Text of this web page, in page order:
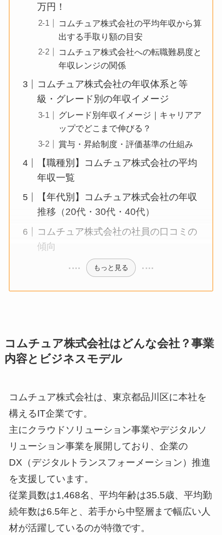
万円！
コムチュア株式会社の平均年収から算
出する手取り額の目安
コムチュア株式会社への転職難易度と
年収レンジの関係
コムチュア株式会社の年収体系と等
級・グレード別の年収イメージ
グレード別年収イメージ｜キャリアア
ップでどこまで伸びる？
賞与・昇給制度・評価基準の仕組み
【職種別】コムチュア株式会社の平均
年収一覧
【年代別】コムチュア株式会社の年収
推移（20代・30代・40代）
コムチュア株式会社の社員の口コミの
傾向
もっと見る
コムチュア株式会社はどんな会社？事業
内容とビジネスモデル
コムチュア株式会社は、東京都品川区に本社を
構えるIT企業です。
主にクラウドソリューション事業やデジタルソ
リューション事業を展開しており、企業の
DX（デジタルトランスフォーメーション）推進
を支援しています。
従業員数は1,468名、平均年齢は35.5歳、平均勤
続年数は6.5年と、若手から中堅層まで幅広い人
材が活躍しているのが特徴です。